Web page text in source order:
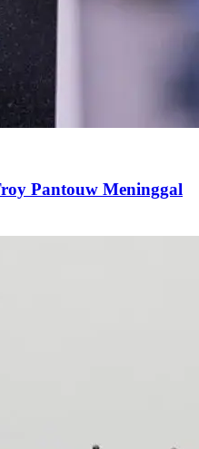
Pantouw Meninggal